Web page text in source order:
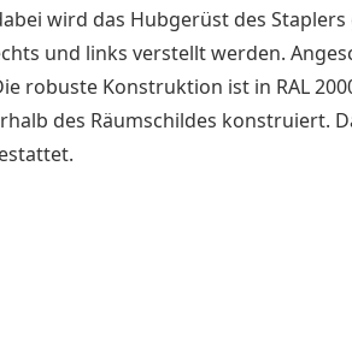
wird das Hubgerüst des
und links verstellt werden.
robuste Konstruktion ist in RAL
des Räumschildes konstruiert.